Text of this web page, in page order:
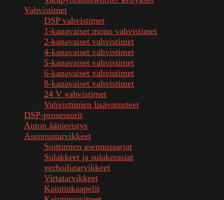
Vahvistimet
DSP vahvistimet
1-kanavaiset mono vahvistimet
2-kanavaiset vahvistimet
4-kanavaiset vahvistimet
5-kanavaiset vahvistimet
6-kanavaiset vahvistimet
8-kanavaiset vahvistimet
24 V vahvistimet
Vahvistimien lisävarusteet
DSP-prosessorit
Auton äänieristys
Asennustarvikkeet
Soittimien asennussarjat
Sulakkeet ja sulakerasiat
verhoilutarvikkeet
Virtatarvikkeet
Kaiutinkaapelit